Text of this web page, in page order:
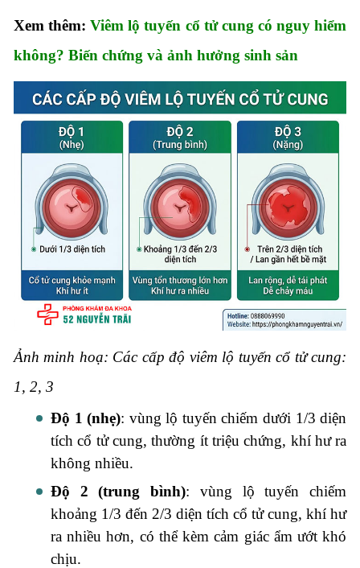
Xem thêm:Viêm lộ tuyến cổ tử cung có nguy hiểm
không? Biến chứng và ảnh hưởng sinh sản
Ảnh minh hoạ: Các cấp độ viêm lộ tuyến cổ tử cung:
1, 2, 3
Độ 1 (nhẹ): vùng lộ tuyến chiếm dưới 1/3 diện
tích cổ tử cung, thường ít triệu chứng, khí hư ra
không nhiều.
Độ 2 (trung bình): vùng lộ tuyến chiếm
khoảng 1/3 đến 2/3 diện tích cổ tử cung, khí hư
ra nhiều hơn, có thể kèm cảm giác ẩm ướt khó
chịu.